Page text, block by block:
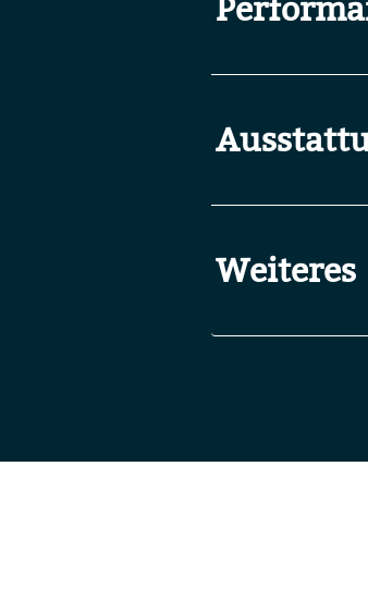
Weiteres